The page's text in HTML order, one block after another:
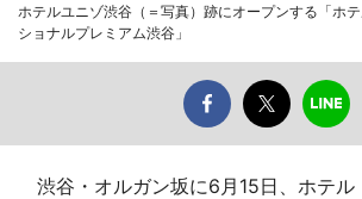
ホテルユニゾ渋谷（＝写真）跡にオープンする「ホ
ショナルプレミアム渋谷」
渋谷・オルガン坂に6月15日、ホテル